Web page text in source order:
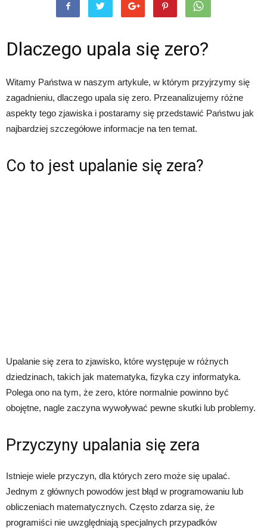
Dlaczego upala się zero?
Witamy Państwa w naszym artykule, w którym przyjrzymy się
zagadnieniu, dlaczego upala się zero. Przeanalizujemy różne
aspekty tego zjawiska i postaramy się przedstawić Państwu jak
najbardziej szczegółowe informacje na ten temat.
Co to jest upalanie się zera?
Upalanie się zera to zjawisko, które występuje w różnych
dziedzinach, takich jak matematyka, fizyka czy informatyka.
Polega ono na tym, że zero, które normalnie powinno być
obojętne, nagle zaczyna wywoływać pewne skutki lub problemy.
Przyczyny upalania się zera
Istnieje wiele przyczyn, dla których zero może się upalać.
Jednym z głównych powodów jest błąd w programowaniu lub
obliczeniach matematycznych. Często zdarza się, że
programiści nie uwzględniają specjalnych przypadków